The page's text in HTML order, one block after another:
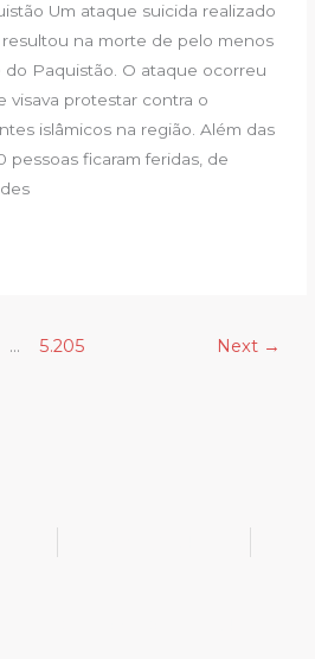
Um ataque suicida realizado
na morte de pelo menos
do Paquistão. O ataque ocorreu
visava protestar contra o
islâmicos na região. Além das
pessoas ficaram feridas, de
… 5.205 Next →